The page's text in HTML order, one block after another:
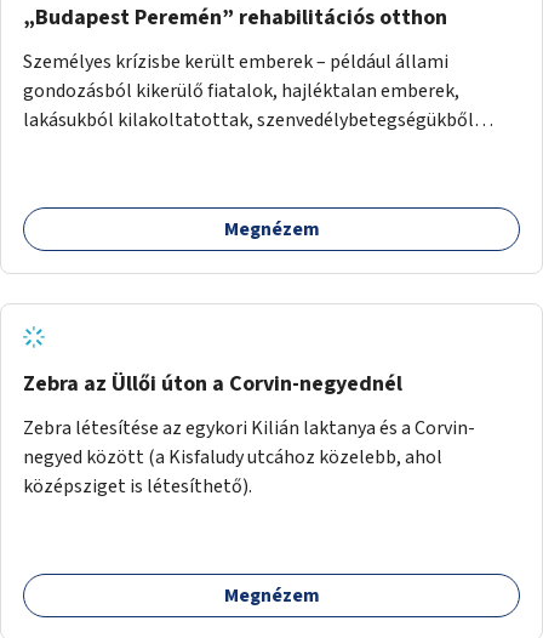
„Budapest Peremén” rehabilitációs otthon
Személyes krízisbe került emberek – például állami
gondozásból kikerülő fiatalok, hajléktalan emberek,
lakásukból kilakoltatottak, szenvedélybetegségükből
civil/szakmai szervezeti háttérrel. A program a közvetlen
segítségen, biztonságnyújtáson kívül gazdálkodásba is
szemléletformálást is céljának tekinti.
Megnézem
Zebra az Üllői úton a Corvin-negyednél
Zebra létesítése az egykori Kilián laktanya és a Corvin-
negyed között (a Kisfaludy utcához közelebb, ahol
középsziget is létesíthető).
Megnézem